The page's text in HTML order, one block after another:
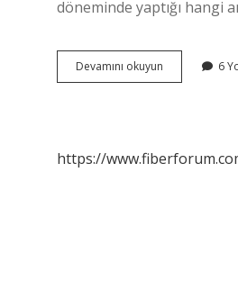
döneminde yaptığı hangi
Devamını okuyun Kaybedilen
Toprakları
Antlaşma
6
https://